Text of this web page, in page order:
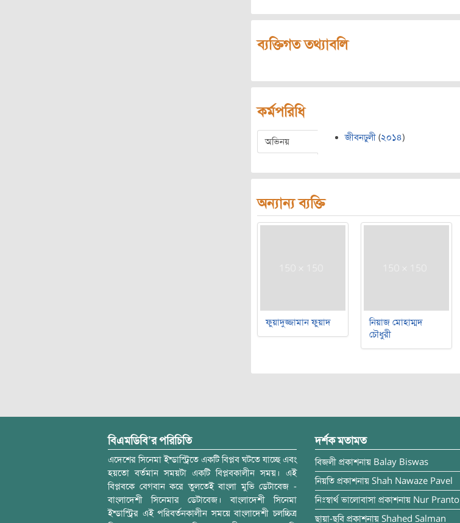
ব্যক্তিগত তথ্যাবলি
কর্মপরিধি
অভিনয় জীবনঢুলী (২০১৪)
অন্যান্য ব্যক্তি
ফুয়াদুজ্জামান ফুয়াদ
নিয়াজ মোহাম্মদ
চৌধুরী
বিএমডিবি’র পরিচিতি
এদেশের সিনেমা ইন্ডাস্ট্রিতে একটি বিপ্লব ঘটতে যাচ্ছে এবং
হয়তো বর্তমান সময়টা একটি বিপ্লবকালীন সময়। এই
বিপ্লবকে বেগবান করে তুলতেই বাংলা মুভি ডেটাবেজ -
বাংলাদেশী সিনেমার ডেটাবেজ। বাংলাদেশী সিনেমা
ইন্ডাস্ট্রির এই পরিবর্তনকালীন সময়ে বাংলাদেশী চলচ্চিত্র
দর্শক মতামত
বিজলী প্রকাশনায় Balay Biswas
নিয়তি প্রকাশনায় Shah Nawaze Pavel
নিঃস্বার্থ ভালোবাসা প্রকাশনায় Nur Pranto
ছায়া-ছবি প্রকাশনায় Shahed Salman